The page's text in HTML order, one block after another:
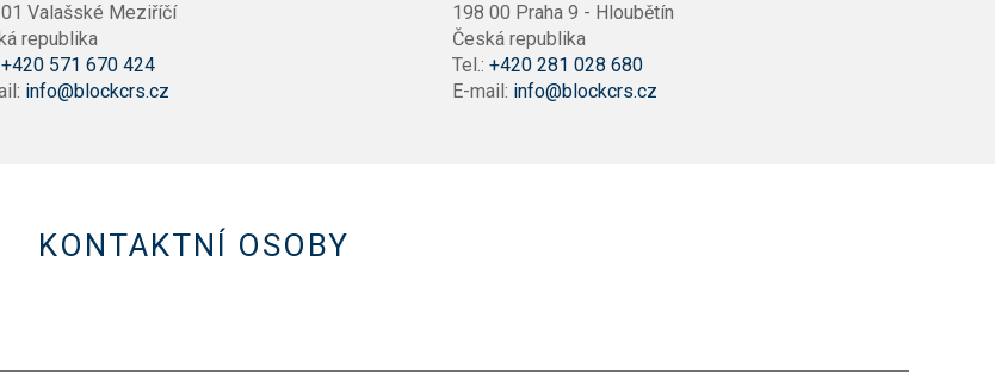
Valašské Meziříčí
republika
+420 571 670 424
info@blockcrs.cz
198 00 Praha 9 - Hloubětín
Česká republika
Tel.: +420 281 028 680
E-mail: info@blockcrs.cz
KONTAKTNÍ OSOBY